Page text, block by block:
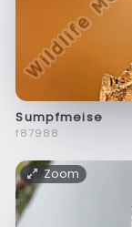
Sumpfmeise
f87988
Zoom